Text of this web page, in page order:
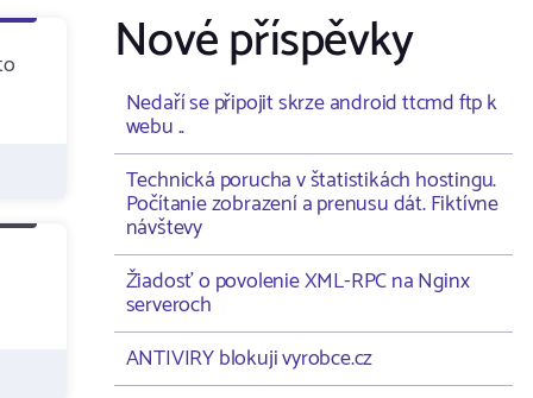
Nové příspěvky
Nedaří se připojit skrze android ttcmd ftp k
webu ..
Technická porucha v štatistikách hostingu.
Počítanie zobrazení a prenusu dát. Fiktívne
návštevy
Žiadosť o povolenie XML-RPC na Nginx
serveroch
ANTIVIRY blokuji vyrobce.cz